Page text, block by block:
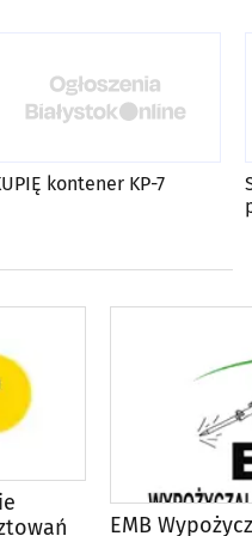
kontener KP-7
EMB